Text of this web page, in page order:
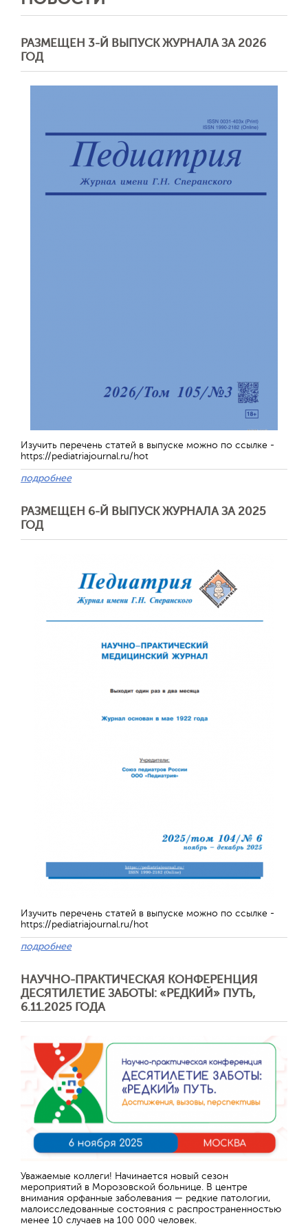
РАЗМЕЩЕН 3-Й ВЫПУСК ЖУРНАЛА ЗА 2026
ГОД
Изучить перечень статей в выпуске можно по ссылке -
https://pediatriajournal.ru/hot
подробнее
РАЗМЕЩЕН 6-Й ВЫПУСК ЖУРНАЛА ЗА 2025
ГОД
Изучить перечень статей в выпуске можно по ссылке -
https://pediatriajournal.ru/hot
подробнее
НАУЧНО-ПРАКТИЧЕСКАЯ КОНФЕРЕНЦИЯ
ДЕСЯТИЛЕТИЕ ЗАБОТЫ: «РЕДКИЙ» ПУТЬ,
6.11.2025 ГОДА
Уважаемые коллеги! Начинается новый сезон
мероприятий в Морозовской больнице. В центре
внимания орфанные заболевания — редкие патологии,
малоисследованные состояния с распространенностью
менее 10 случаев на 100 000 человек.
Отправить